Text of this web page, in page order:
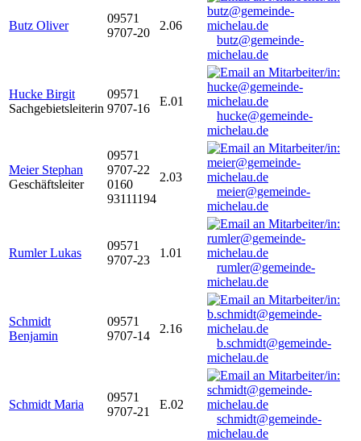
Butz Oliver
09571
9707-20
2.06
butz@gemeinde-
michelau.de
Hucke Birgit
Sachgebietsleiterin
09571
9707-16
E.01
hucke@gemeinde-
michelau.de
Meier Stephan
Geschäftsleiter
09571
9707-22
0160
93111194
2.03
meier@gemeinde-
michelau.de
Rumler Lukas
09571
9707-23
1.01
rumler@gemeinde-
michelau.de
Schmidt
Benjamin
09571
9707-14
2.16
b.schmidt@gemeinde-
michelau.de
Schmidt Maria
09571
9707-21
E.02
schmidt@gemeinde-
michelau.de